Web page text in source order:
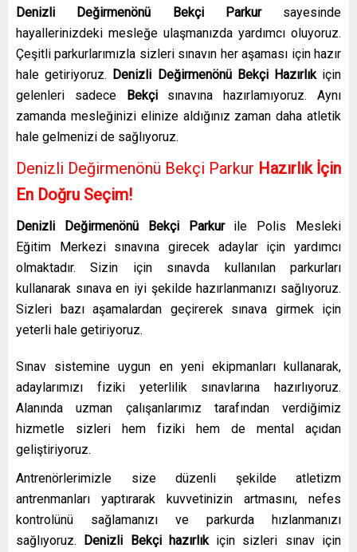
Denizli Değirmenönü Bekçi Parkur sayesinde
hayallerinizdeki mesleğe ulaşmanızda yardımcı oluyoruz.
Çeşitli parkurlarımızla sizleri sınavın her aşaması için hazır
hale getiriyoruz. Denizli Değirmenönü Bekçi Hazırlık için
gelenleri sadece Bekçisınavına hazırlamıyoruz. Aynı
zamanda mesleğinizi elinize aldığınız zaman daha atletik
hale gelmenizi de sağlıyoruz.
Denizli Değirmenönü Bekçi Parkur Hazırlık İçin
En Doğru Seçim!
Denizli Değirmenönü Bekçi Parkur
ile Polis Mesleki
Eğitim Merkezi sınavına girecek adaylar için yardımcı
olmaktadır. Sizin için sınavda kullanılan parkurları
kullanarak sınava en iyi şekilde hazırlanmanızı sağlıyoruz.
Sizleri bazı aşamalardan geçirerek sınava girmek için
yeterli hale getiriyoruz.
Sınav sistemine uygun en yeni ekipmanları kullanarak,
adaylarımızı fiziki yeterlilik sınavlarına hazırlıyoruz.
Alanında uzman çalışanlarımız tarafından verdiğimiz
hizmetle sizleri hem fiziki hem de mental açıdan
geliştiriyoruz.
Antrenörlerimizle size düzenli şekilde atletizm
antrenmanları yaptırarak kuvvetinizin artmasını, nefes
kontrolünü sağlamanızı ve parkurda hızlanmanızı
sağlıyoruz. Denizli Bekçi hazırlık için sizleri sınav için